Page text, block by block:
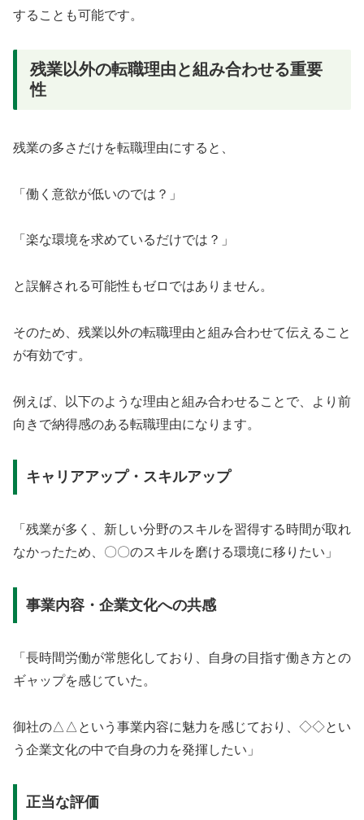
することも可能です。
残業以外の転職理由と組み合わせる重要
性
残業の多さだけを転職理由にすると、
「働く意欲が低いのでは？」
「楽な環境を求めているだけでは？」
と誤解される可能性もゼロではありません。
そのため、残業以外の転職理由と組み合わせて伝えること
が有効です。
例えば、以下のような理由と組み合わせることで、より前
向きで納得感のある転職理由になります。
キャリアアップ・スキルアップ
「残業が多く、新しい分野のスキルを習得する時間が取れ
なかったため、〇〇のスキルを磨ける環境に移りたい」
事業内容・企業文化への共感
「長時間労働が常態化しており、自身の目指す働き方との
ギャップを感じていた。
御社の△△という事業内容に魅力を感じており、◇◇とい
う企業文化の中で自身の力を発揮したい」
正当な評価